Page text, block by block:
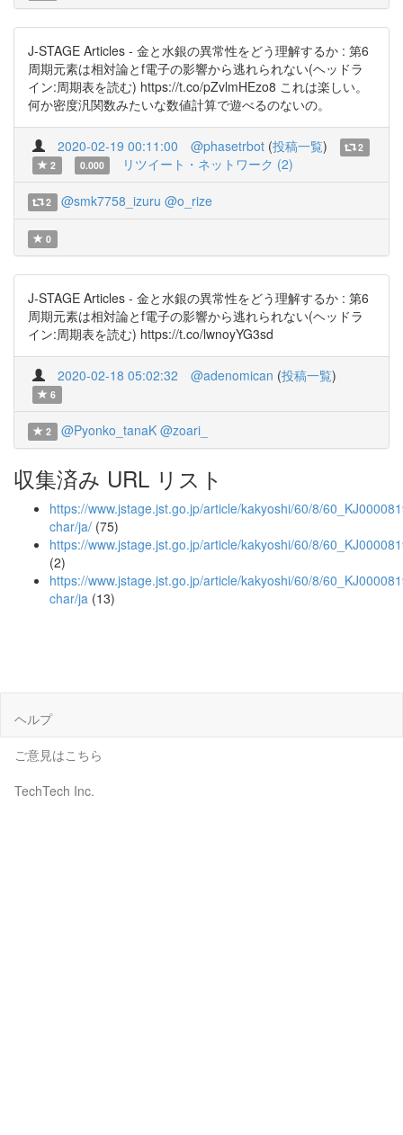
J-STAGE Articles - 金と水銀の異常性をどう理解するか : 第6
周期元素は相対論とf電子の影響から逃れられない(ヘッドラ
イン:周期表を読む) https://t.co/pZvlmHEzo8 これは楽しい。
何か密度汎関数みたいな数値計算で遊べるのないの。
2020-02-19 00:11:00 @phasetrbot (投稿一覧)
2
2
0.000 リツイート・ネットワーク (2)
2 @smk7758_izuru @o_rize
0
J-STAGE Articles - 金と水銀の異常性をどう理解するか : 第6
周期元素は相対論とf電子の影響から逃れられない(ヘッドラ
イン:周期表を読む) https://t.co/lwnoyYG3sd
2020-02-18 05:02:32 @adenomican (投稿一覧)
6
2 @Pyonko_tanaK @zoari_
収集済み URL リスト
https://www.jstage.jst.go.jp/article/kakyoshi/60/8/
char/ja/ (75)
https://www.jstage.jst.go.jp/article/kakyoshi/60/8/
(2)
https://www.jstage.jst.go.jp/article/kakyoshi/60/8/
char/ja (13)
ヘルプ
ご意見はこちら
TechTech Inc.